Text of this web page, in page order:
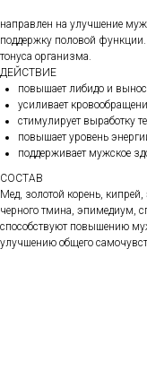
направлен на улучшение
поддержку половой
тонуса организма.
ДЕЙСТВИЕ
повышает либидо и
усиливает
стимулирует выработку
повышает уровень
поддерживает мужское
СОСТАВ
Мед, золотой корень, кипрей,
черного тмина, эпимедиум,
способствуют повышению
улучшению общего